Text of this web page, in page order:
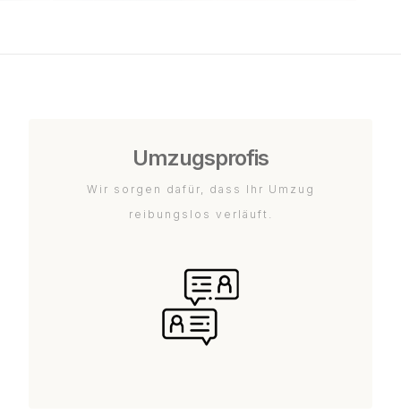
Umzugsprofis
Wir sorgen dafür, dass Ihr Umzug
reibungslos verläuft.